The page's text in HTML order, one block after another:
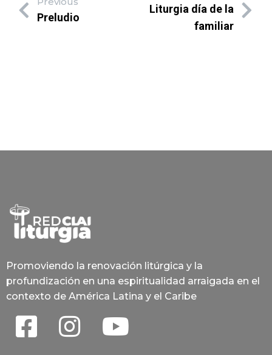
Preludio
Liturgia día de la
familiar
Promoviendo la renovación litúrgica y la
profundización en una espiritualidad arraigada en el
contexto de América Latina y el Caribe